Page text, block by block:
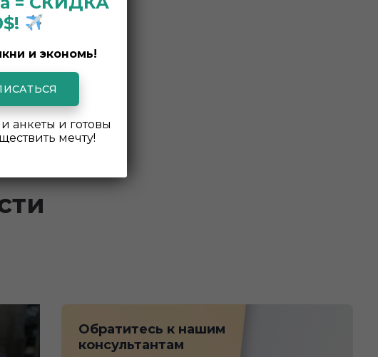
Обратитесь к нашим
консультантам
и экономь!
анкеты и готовы
мечту!